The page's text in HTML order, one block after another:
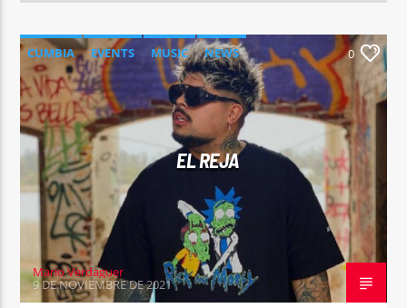
CUMBIA EVENTS MUSIC NEWS 0
EL REJA
Mario Verdaguer
9 DE NOVIEMBRE DE 2021